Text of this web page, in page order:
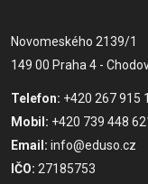
Novomeského 2139/1
149 00 Praha 4 -
Telefon: +420 267 915
Mobil: +420 739 448
Email: info@eduso.cz
IČO: 27185753